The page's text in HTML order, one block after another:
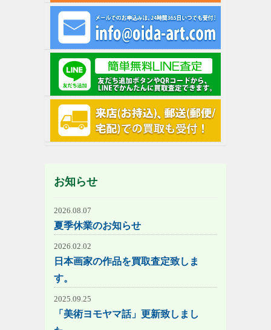
お知らせ
2026.08.07
夏季休業のお知らせ
2026.02.02
日本画家の作品を買取査定致しま
す。
2025.09.25
「美術ヨモヤマ話」更新致しまし